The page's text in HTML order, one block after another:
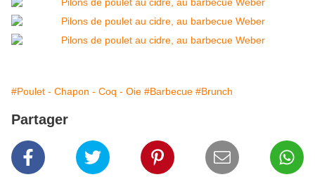
#Poulet - Chapon - Coq - Oie #Barbecue #Brunch
Partager